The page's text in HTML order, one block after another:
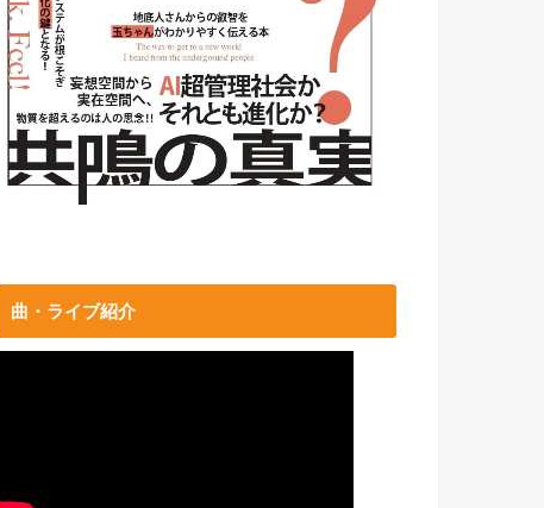
曲・ライブ紹介